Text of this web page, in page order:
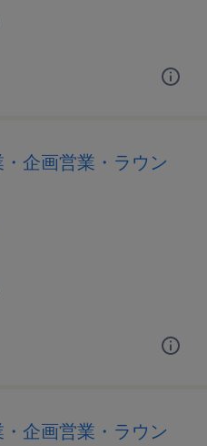
企画営業・ラウン
企画営業・ラウン